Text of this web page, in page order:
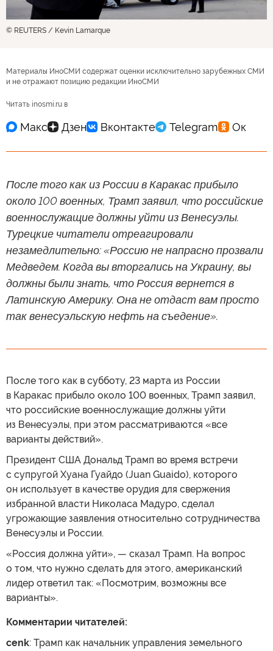
© REUTERS / Kevin Lamarque
Материалы ИноСМИ содержат оценки исключительно зарубежных СМИ
и не отражают позицию редакции ИноСМИ
Читать inosmi.ru в
После того как из России в Каракас прибыло
около 100 военных, Трамп заявил, что российские
военнослужащие должны уйти из Венесуэлы.
Турецкие читатели отреагировали
незамедлительно: «Россию не напрасно прозвали
Медведем. Когда вы вторгались на Украину, вы
должны были знать, что Россия вернется в
Латинскую Америку. Она не отдаст вам просто
так венесуэльскую нефть на съедение».
После того как в субботу, 23 марта из России
в Каракас прибыло около 100 военных, Трамп заявил,
что российские военнослужащие должны уйти
из Венесуэлы, при этом рассматриваются «все
варианты действий».
Президент США Дональд Трамп во время встречи
с супругой Хуана Гуайдо (Juan Guaido), которого
он использует в качестве орудия для свержения
избранной власти Николаса Мадуро, сделал
угрожающие заявления относительно сотрудничества
Венесуэлы и России.
«Россия должна уйти», — сказал Трамп. На вопрос
о том, что нужно сделать для этого, американский
лидер ответил так: «Посмотрим, возможны все
варианты».
Комментарии читателей:
cenk: Трамп как начальник управления земельного